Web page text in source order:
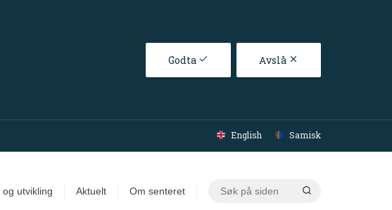
Godta Avslå
English Samisk
utvikling Aktuelt Om senteret
Søk